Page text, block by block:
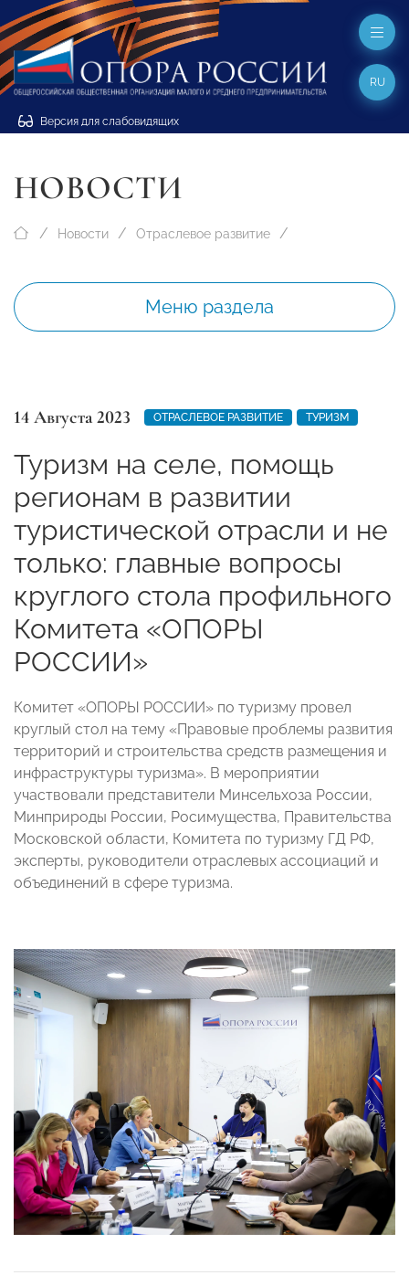
Версия для слабовидящих
RU
НОВОСТИ
Новости Отраслевое развитие
Меню раздела
14 Августа 2023 ОТРАСЛЕВОЕ РАЗВИТИЕ ТУРИЗМ
Туризм на селе, помощь
регионам в развитии
туристической отрасли и не
только: главные вопросы
круглого стола профильного
Комитета «ОПОРЫ
РОССИИ»
Комитет «ОПОРЫ РОССИИ» по туризму провел
круглый стол на тему «Правовые проблемы развития
территорий и строительства средств размещения и
инфраструктуры туризма». В мероприятии
участвовали представители Минсельхоза России,
Минприроды России, Росимущества, Правительства
Московской области, Комитета по туризму ГД РФ,
эксперты, руководители отраслевых ассоциаций и
объединений в сфере туризма.